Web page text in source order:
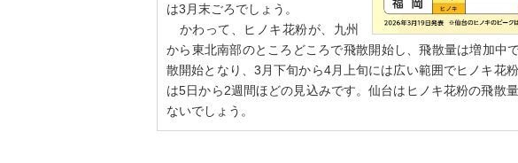
は3月末ごろでしょう。
かわって、ヒノキ花粉が、九州
から東北南部のところどころで飛散開始し、飛散量は増加中
散開始となり、3月下旬から4月上旬には広い範囲でヒノキ花
は5日から2週間ほどの見込みです。仙台はヒノキ花粉の飛散
ないでしょう。